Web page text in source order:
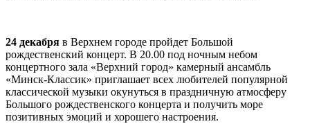
24 декабря в Верхнем городе пройдет Большой
рождественский концерт. В 20.00 под ночным небом
концертного зала «Верхний город» камерный ансамбль
«Минск-Классик» приглашает всех любителей популярной
классической музыки окунуться в праздничную атмосферу
Большого рождественского концерта и получить море
позитивных эмоций и хорошего настроения.